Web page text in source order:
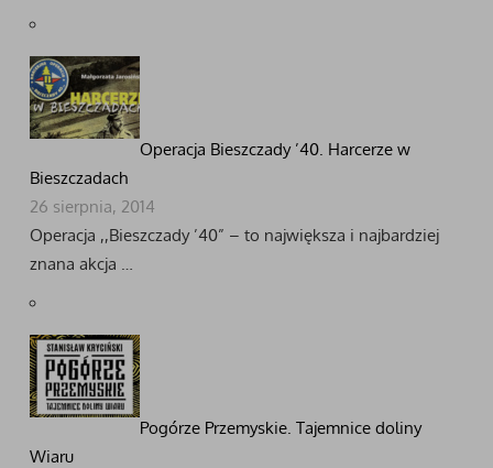
Operacja Bieszczady ’40. Harcerze w
Bieszczadach
26 sierpnia, 2014
Operacja ,,Bieszczady ’40” – to największa i najbardziej
znana akcja …
Pogórze Przemyskie. Tajemnice doliny
Wiaru